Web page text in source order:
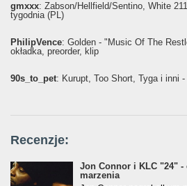
gmxxx: Żabson/Hellfield/Sentino, White
tygodnia (PL)
PhilipVence: Golden - "Music Of The
okładka, preorder, klip
90s_to_pet: Kurupt, Too Short, Tyga i inni
Recenzje:
Jon Connor i KLC "24" -
marzenia